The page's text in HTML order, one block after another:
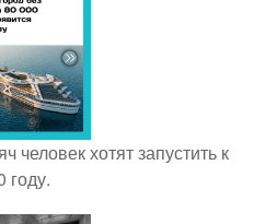
человек хотят запустить к
году.